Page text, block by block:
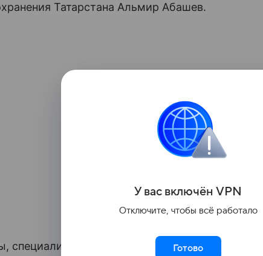
Татарстана Альмир Абашев.
хирургического отделения № 2
У вас включён VPN
Отключите, чтобы всё работало
Готово